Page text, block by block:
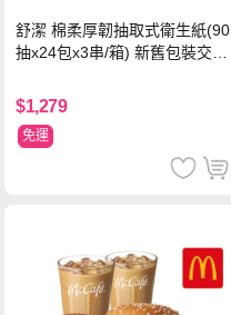
舒潔 棉柔厚韌抽取式衛生紙(90
抽x24包x3串/箱) 新舊包裝交替
$1,279
免運